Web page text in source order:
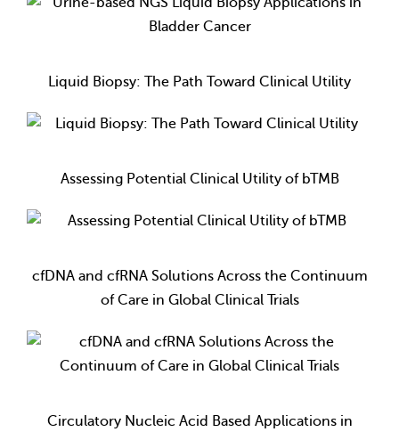
Liquid Biopsy: The Path Toward Clinical Utility
Assessing Potential Clinical Utility of bTMB
cfDNA and cfRNA Solutions Across the Continuum
of Care in Global Clinical Trials
Circulatory Nucleic Acid Based Applications in